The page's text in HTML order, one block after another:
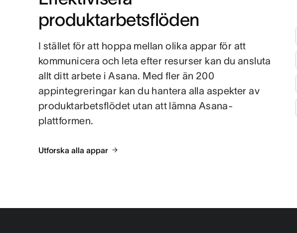
produktarbetsflöden
I stället för att hoppa mellan olika appar för att
kommunicera och leta efter resurser kan du ansluta
allt ditt arbete i Asana. Med fler än 200
appintegreringar kan du hantera alla aspekter av
produktarbetsflödet utan att lämna Asana-
plattformen.
Utforska alla appar